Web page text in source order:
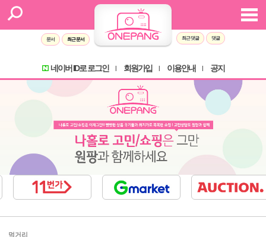
문서 최근 문서 최근 댓글 댓글
네이버 ID로 로그인 회원가입 이용안내 공지
먹거리